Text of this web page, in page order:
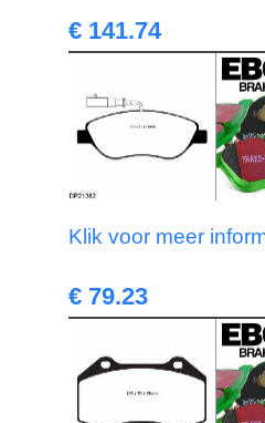
€ 141.74
Klik voor meer
€ 79.23